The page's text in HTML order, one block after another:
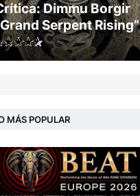
Dimmu Borgir
Serpent Rising”
MÁS POPULAR